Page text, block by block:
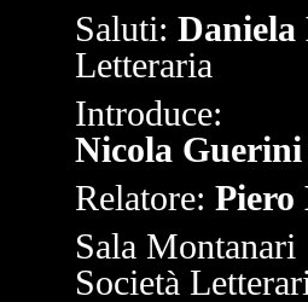
Saluti:
Letteraria
Introduce:
Nicola Guerini
Relatore:
Sala Montanari
Società